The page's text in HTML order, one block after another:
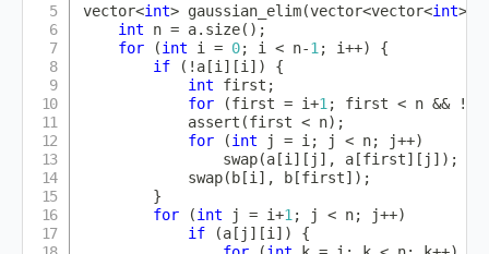
vector<int> gaussian_elim(vector<vector<int>>
int n = a. size( ) ;
for
(int i = 0; i < n-1 ; i++)
{
if
( ! a[i ] [i ] )
{
int first ;
for
(first = i+1 ; first < n && !
assert (first < n) ;
for
(int j = i ; j < n; j++)
swap(a[i ] [ j ] , a[first] [ j ] ) ;
swap(b[i ] , b[first] ) ;
}
for
(int j = i+1 ; j < n; j++)
if
(a[ j ] [i ] )
{